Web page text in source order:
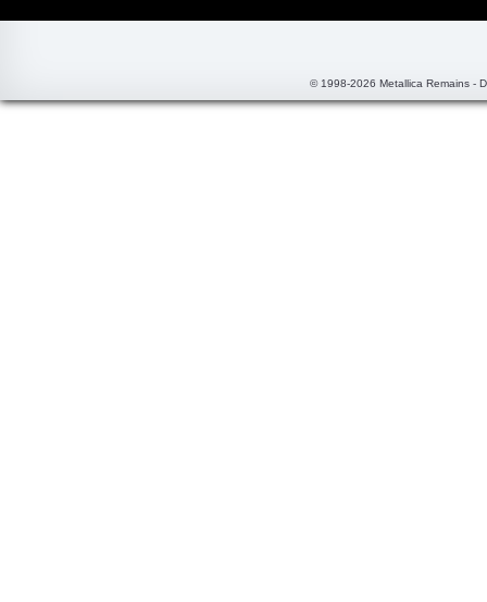
© 1998-2026 Metallica Remains -